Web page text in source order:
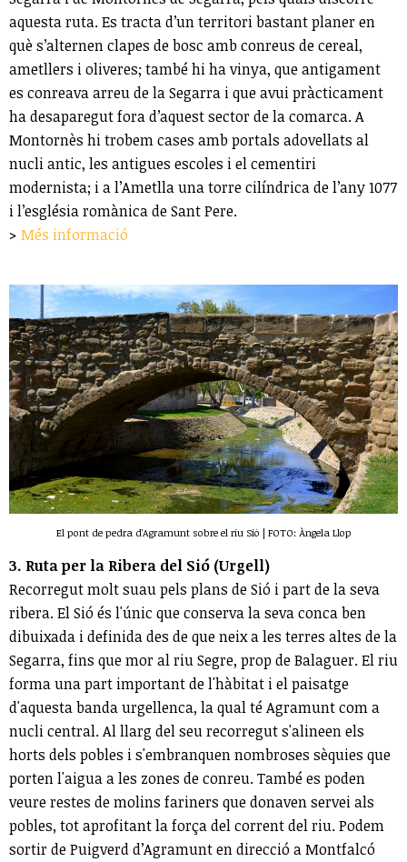
aquesta ruta. Es tracta d’un territori bastant planer en
què s’alternen clapes de bosc amb conreus de cereal,
ametllers i oliveres; també hi ha vinya, que antigament
es conreava arreu de la Segarra i que avui pràcticament
ha desaparegut fora d’aquest sector de la comarca. A
Montornès hi trobem cases amb portals adovellats al
nucli antic, les antigues escoles i el cementiri
modernista; i a l’Ametlla una torre cilíndrica de l’any 1077
i l’església romànica de Sant Pere.
> Més informació
El pont de pedra d'Agramunt sobre el riu Sió | FOTO: Àngela Llop
3. Ruta per la Ribera del Sió (Urgell)
Recorregut molt suau pels plans de Sió i part de la seva
ribera. El Sió és l'únic que conserva la seva conca ben
dibuixada i definida des de que neix a les terres altes de la
Segarra, fins que mor al riu Segre, prop de Balaguer. El riu
forma una part important de l'hàbitat i el paisatge
d'aquesta banda urgellenca, la qual té Agramunt com a
nucli central. Al llarg del seu recorregut s'alineen els
horts dels pobles i s'embranquen nombroses sèquies que
porten l'aigua a les zones de conreu. També es poden
veure restes de molins fariners que donaven servei als
pobles, tot aprofitant la força del corrent del riu. Podem
sortir de Puigverd d’Agramunt en direcció a Montfalcó